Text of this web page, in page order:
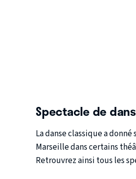
Spectacle de
La danse classique a
Marseille dans certains
Retrouvrez ainsi tous les